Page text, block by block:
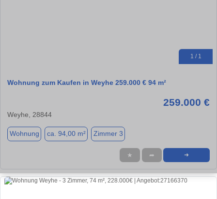
1 / 1
Wohnung zum Kaufen in Weyhe 259.000 € 94 m²
259.000 €
Weyhe, 28844
Wohnung ca. 94,00 m² Zimmer 3
★ ➦ ➜